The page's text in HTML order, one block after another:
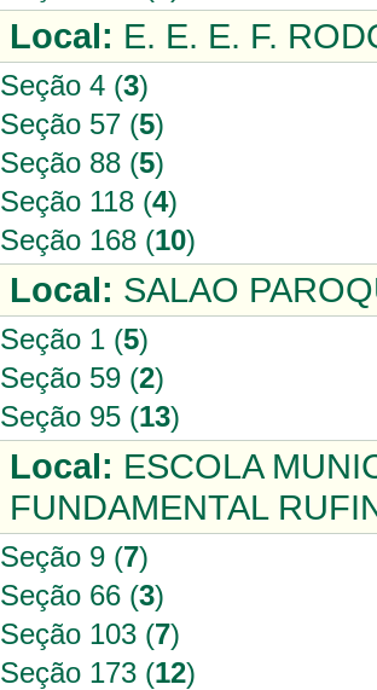
Local: E. E. E. F.
Seção 4 (3)
Seção 57 (5)
Seção 88 (5)
Seção 118 (4)
Seção 168 (10)
Local: SALAO
Seção 1 (5)
Seção 59 (2)
Seção 95 (13)
Local: ESCOLA
FUNDAMENTAL
Seção 9 (7)
Seção 66 (3)
Seção 103 (7)
Seção 173 (12)